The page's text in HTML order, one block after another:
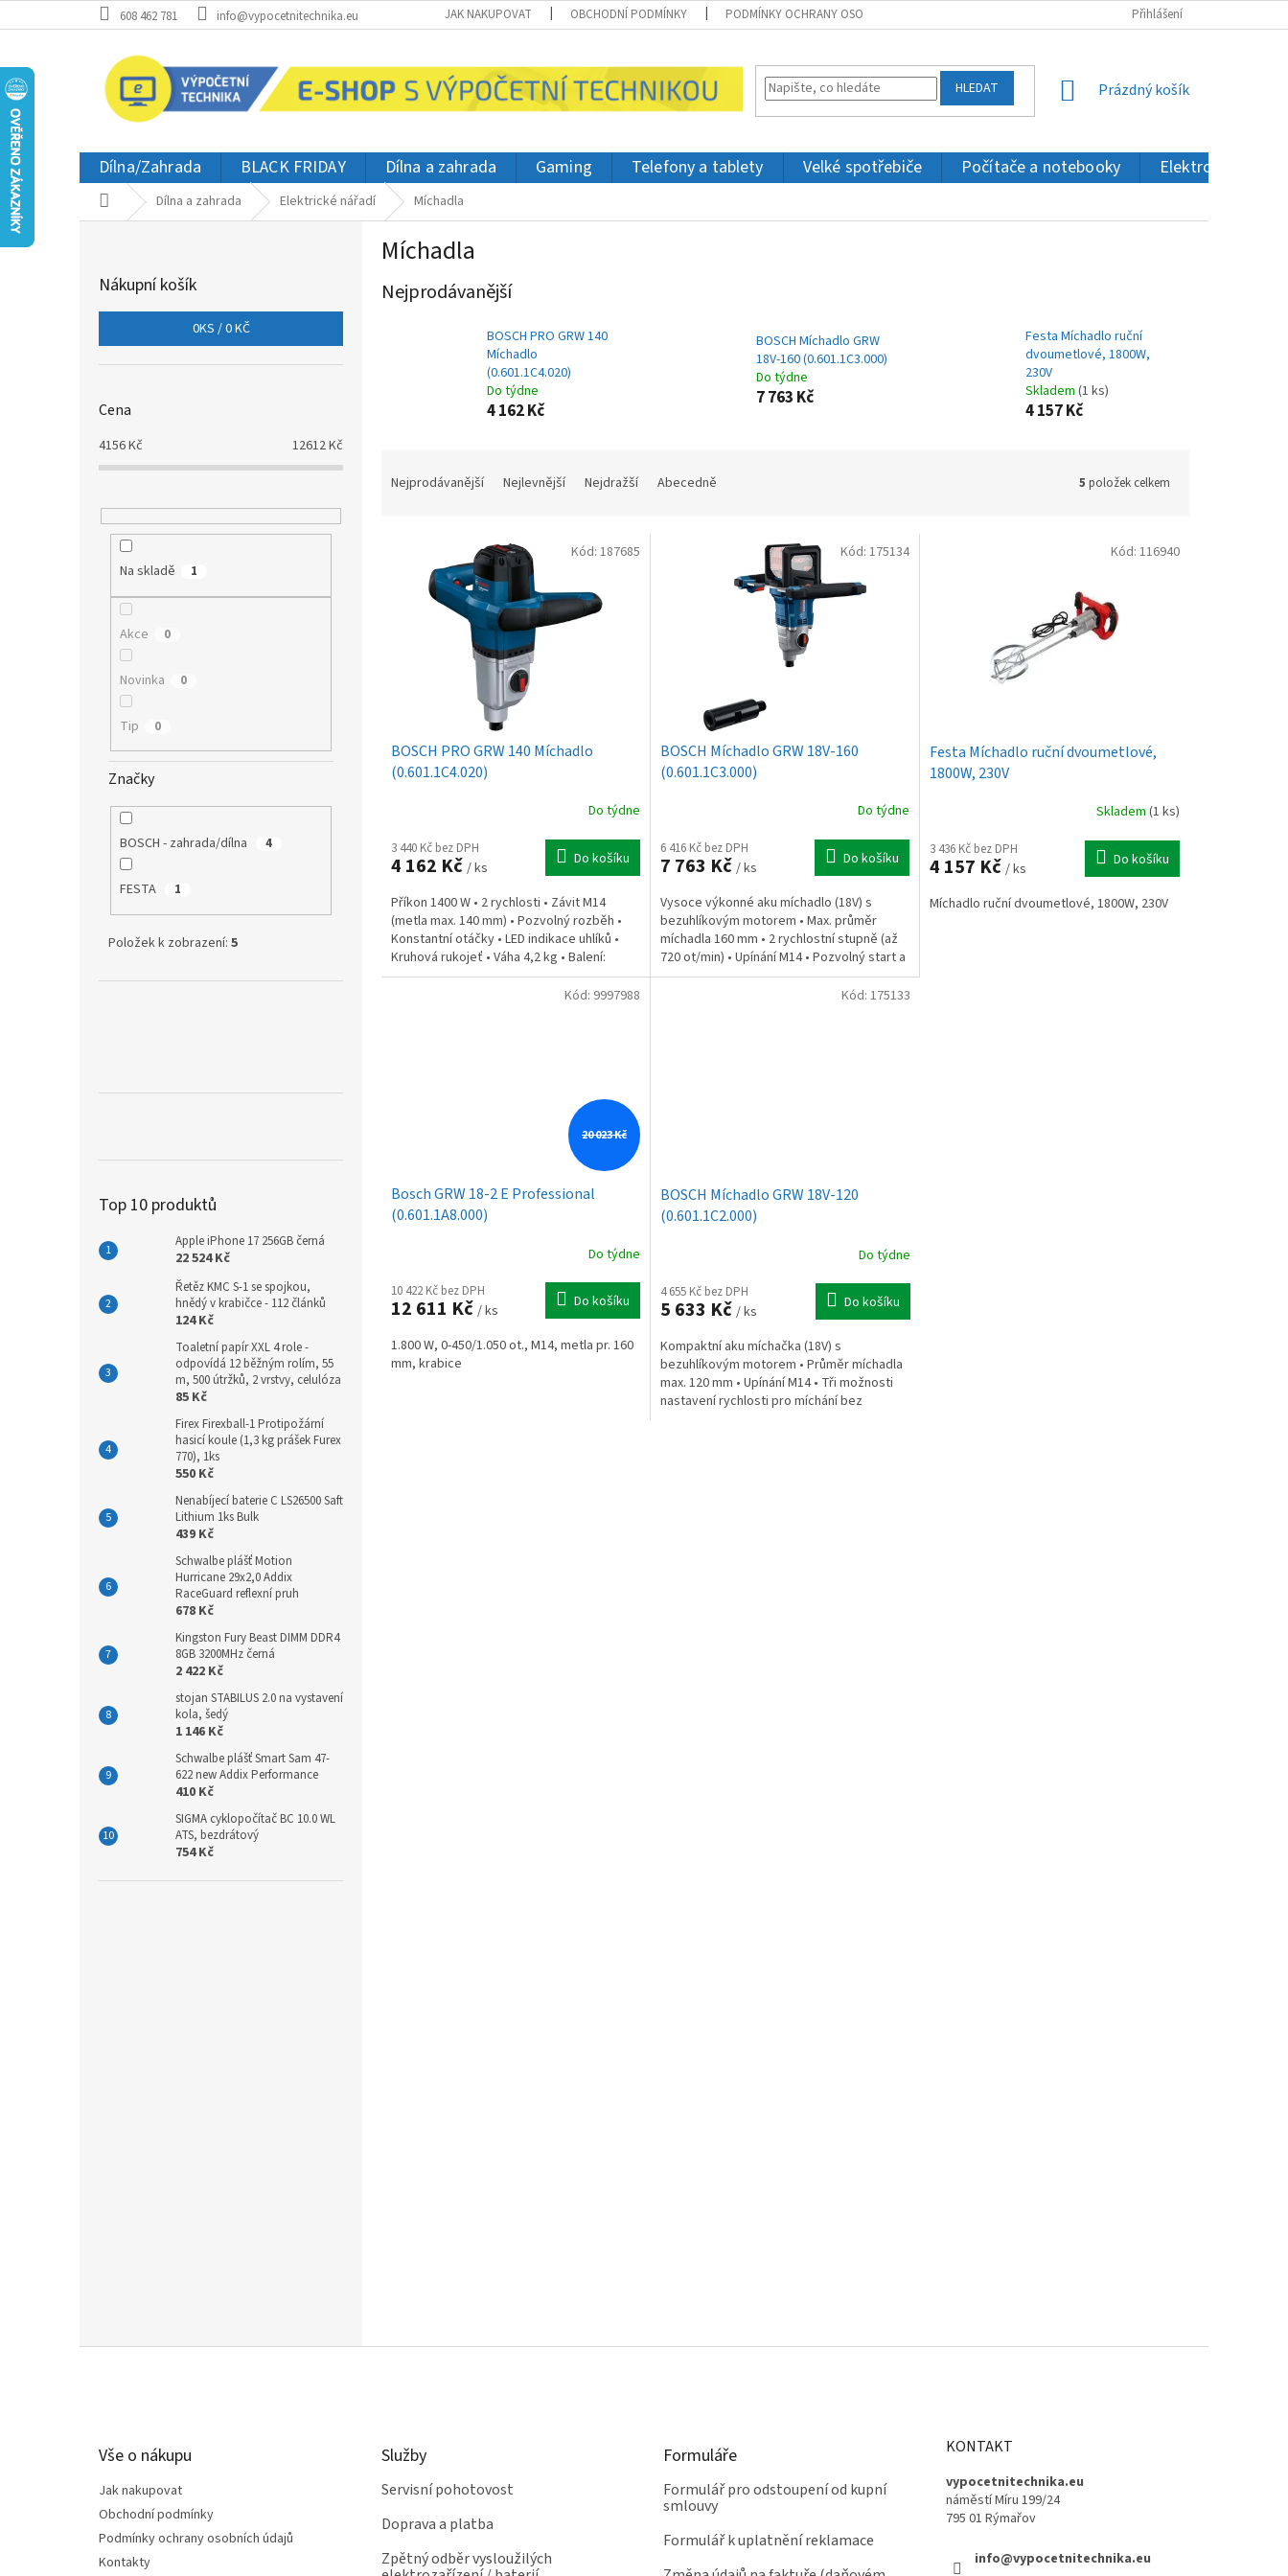
na
608 462 781 info@vypocetnitechnika.eu JAK NAKUPOVAT OBCHODNÍ PODMÍNKY PODMÍNKY OCHRANY OSOBNÍCH ÚDAJŮ Přihlášení
HLEDAT
NÁKUPNÍ
Prázdný košík
Dílna/Zahrada BLACK FRIDAY Dílna a zahrada Gaming Telefony a tablety Velké spotřebiče Počítače a notebooky Elektronika a IT
Domů Dílna a zahrada Elektrické nářadí Míchadla
Nákupní košík
0KS /0 KČ
Cena
4156Kč 12612Kč
Na skladě 1
Akce 0
Novinka 0
Tip 0
Značky
BOSCH - zahrada/dílna 4
FESTA 1
Položek k zobrazení: 5
Top 10 produktů
Apple iPhone 17 256GB černá
22 524 Kč
Řetěz KMC S-1 se spojkou,
hnědý v krabičce - 112 článků
124 Kč
Toaletní papír XXL 4 role -
odpovídá 12 běžným rolím, 55
m, 500 útržků, 2 vrstvy, celulóza
85 Kč
Firex Firexball-1 Protipožární
hasicí koule (1,3 kg prášek Furex
770), 1ks
550 Kč
Nenabíjecí baterie C LS26500 Saft
Lithium 1ks Bulk
439 Kč
Schwalbe plášť Motion
Hurricane 29x2,0 Addix
RaceGuard reflexní pruh
678 Kč
Kingston Fury Beast DIMM DDR4
8GB 3200MHz černá
2 422 Kč
stojan STABILUS 2.0 na vystavení
kola, šedý
1 146 Kč
Schwalbe plášť Smart Sam 47-
622 new Addix Performance
410 Kč
SIGMA cyklopočítač BC 10.0 WL
ATS, bezdrátový
754 Kč
Míchadla
Nejprodávanější
BOSCH PRO GRW 140
Míchadlo
(0.601.1C4.020)
Do týdne
4 162 Kč
BOSCH Míchadlo GRW
18V-160 (0.601.1C3.000)
Do týdne
7 763 Kč
Festa Míchadlo ruční
dvoumetlové, 1800W,
230V
Skladem (1 ks)
4 157 Kč
Nejprodávanější Nejlevnější Nejdražší Abecedně 5 položek celkem
BOSCH PRO GRW 140 Míchadlo
(0.601.1C4.020)
Do týdne
3 440 Kč bez DPH
4 162 Kč / ks Do košíku
Příkon 1400 W • 2 rychlosti • Závit M14
(metla max. 140 mm) • Pozvolný rozběh •
Konstantní otáčky • LED indikace uhlíků •
Kruhová rukojeť • Váha 4,2 kg • Balení:
míchadlo,...
Kód: 187685
BOSCH Míchadlo GRW 18V-160
(0.601.1C3.000)
Do týdne
6 416 Kč bez DPH
7 763 Kč / ks Do košíku
Vysoce výkonné aku míchadlo (18V) s
bezuhlíkovým motorem • Max. průměr
míchadla 160 mm • 2 rychlostní stupně (až
720 ot/min) • Upínání M14 • Pozvolný start a
KickBack Control...
Kód: 175134
Festa Míchadlo ruční dvoumetlové,
1800W, 230V
Skladem (1 ks)
3 436 Kč bez DPH
4 157 Kč / ks Do košíku
Míchadlo ruční dvoumetlové, 1800W, 230V
Kód: 116940
20 023 Kč
Bosch GRW 18-2 E Professional
(0.601.1A8.000)
Do týdne
10 422 Kč bez DPH
12 611 Kč / ks Do košíku
1.800 W, 0-450/1.050 ot., M14, metla pr. 160
mm, krabice
Kód: 9997988
BOSCH Míchadlo GRW 18V-120
(0.601.1C2.000)
Do týdne
4 655 Kč bez DPH
5 633 Kč / ks Do košíku
Kompaktní aku míchačka (18V) s
bezuhlíkovým motorem • Průměr míchadla
max. 120 mm • Upínání M14 • Tři možnosti
nastavení rychlosti pro míchání bez
Kód: 175133
Vše o nákupu
Jak nakupovat
Obchodní podmínky
Podmínky ochrany osobních údajů
Kontakty
Služby
Servisní pohotovost
Doprava a platba
Zpětný odběr vysloužilých
Formuláře
Formulář pro odstoupení od kupní
smlouvy
Formulář k uplatnění reklamace
KONTAKT
vypocetnitechnika.eu
náměstí Míru 199/24
795 01 Rýmařov
info@vypocetnitechnika.eu